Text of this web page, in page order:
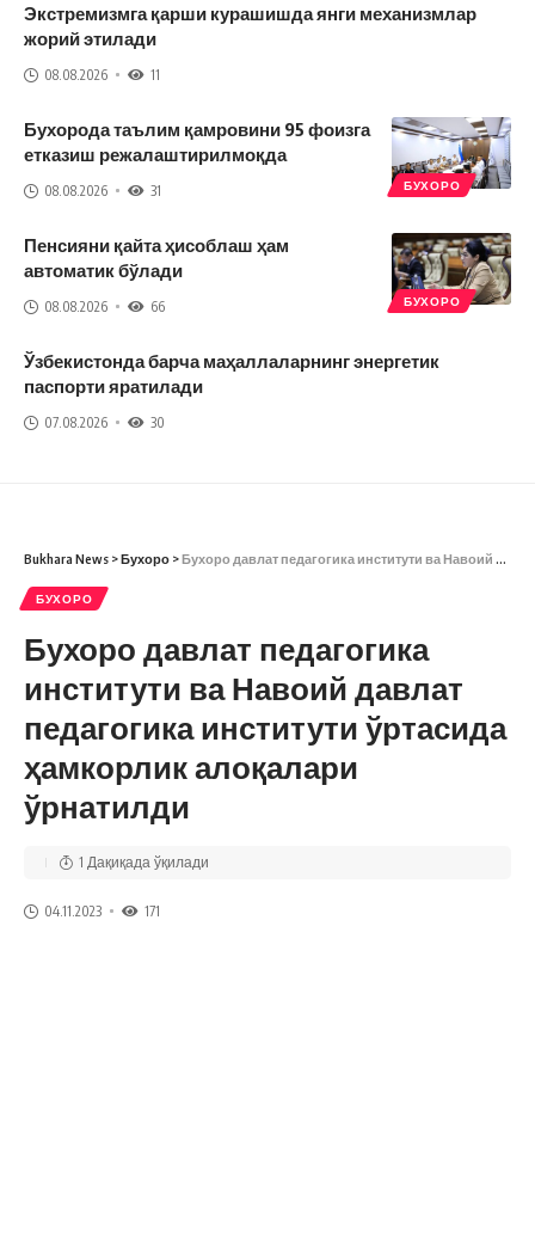
Экстремизмга қарши курашишда янги механизмлар
жорий этилади
08.08.2026 11
БУХОРО
Бухорода таълим қамровини 95 фоизга
етказиш режалаштирилмоқда
08.08.2026 31
БУХОРО
Пенсияни қайта ҳисоблаш ҳам
автоматик бўлади
08.08.2026 66
Ўзбекистонда барча маҳаллаларнинг энергетик
паспорти яратилади
07.08.2026 30
Bukhara News >Бухоро >Бухоро давлат педагогика институти ва Навоий давлат педагогика институти ўртасида ҳамкорлик алоқалари ўрнатилди
БУХОРО
Бухоро давлат педагогика
институти ва Навоий давлат
педагогика институти ўртасида
ҳамкорлик алоқалари
ўрнатилди
04.11.2023 171
1 Дақиқада ўқилади